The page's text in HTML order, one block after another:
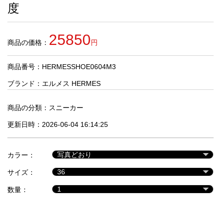
す
め
商
人
気
商
セ
ル
品
度
商品の価格： 25850円
商品番号：HERMESSHOE0604M3
ブランド： エルメス HERMES
商品の分類： スニーカー
更新日時：2026-06-04 16:14:25
カラー：
サイズ：
数量：